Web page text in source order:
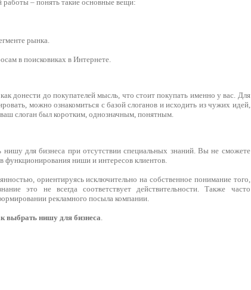
– понять такие основные вещи:
рынка.
в поисковиках в Интернете.
донести до покупателей мысль, что стоит покупать именно у вас. Для
можно ознакомиться с базой слоганов и исходить из чужих идей,
слоган был коротким, однозначным, понятным.
для бизнеса при отсутствии специальных знаний. Вы не сможете
функционирования ниши и интересов клиентов.
ориентируясь исключительно на собственное понимание того,
это не всегда соответствует действительности. Также часто
рекламного посыла компании.
выбрать нишу для бизнеса